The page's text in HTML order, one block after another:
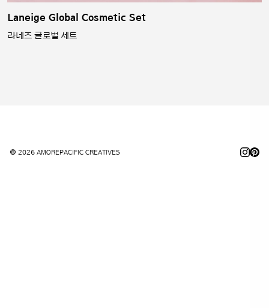
Laneige Global Cosmetic Set
라네즈 글로벌 세트
© 2026 AMOREPACIFIC CREATIVES